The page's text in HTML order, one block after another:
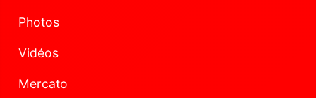
Photos
Vidéos
Mercato